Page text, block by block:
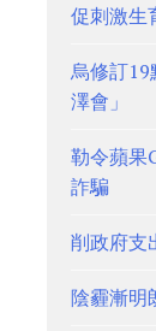
促刺激生
烏修訂19
澤會」
勒令蘋果
詐騙
削政府支
陰霾漸明